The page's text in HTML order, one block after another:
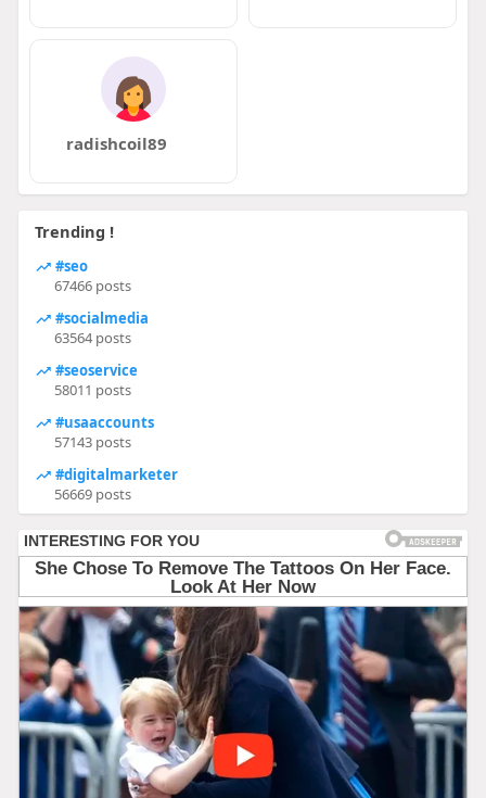
radishcoil89
Trending !
#seo
67466 posts
#socialmedia
63564 posts
#seoservice
58011 posts
#usaaccounts
57143 posts
#digitalmarketer
56669 posts